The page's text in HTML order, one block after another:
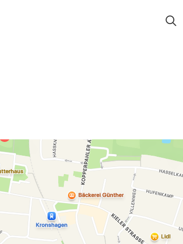
Blog
Partner
Kontakt
Impressum